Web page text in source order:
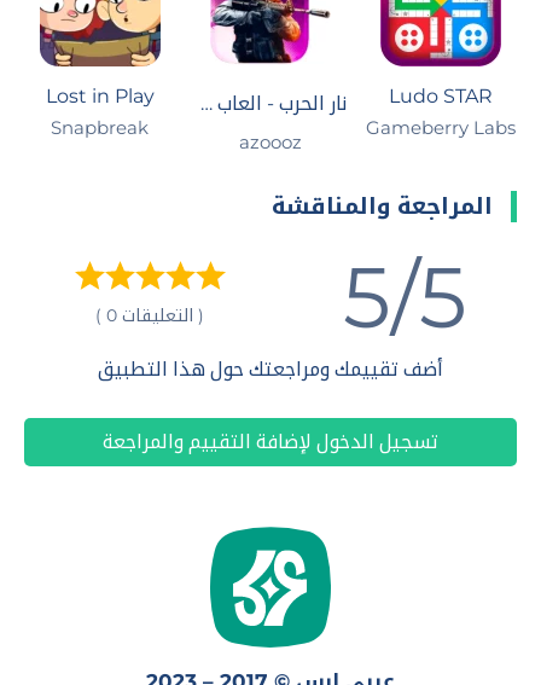
Ludo STAR
Gameberry Labs
نار الحرب - العاب حرب بدون نت
azoooz
Lost in Play
Snapbreak‏
المراجعة والمناقشة
5/5 ( التعليقات 0 )
أضف تقييمك ومراجعتك حول هذا التطبيق
تسجيل الدخول لإضافة التقييم والمراجعة